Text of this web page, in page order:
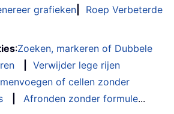
grafieken
Roep Verbeterde
:Zoeken, markeren of Dubbele
Verwijder lege rijen
of cellen zonder
Afronden zonder formule...